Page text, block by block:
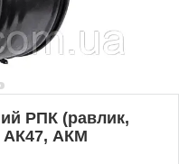
РПК (равлик,
АК47, АКМ